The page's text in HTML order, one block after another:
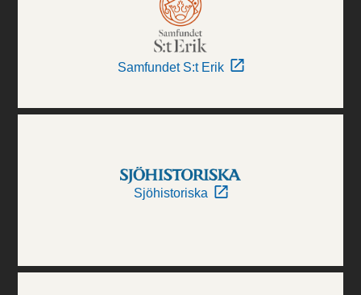
Samfundet S:t Erik
Sjöhistoriska